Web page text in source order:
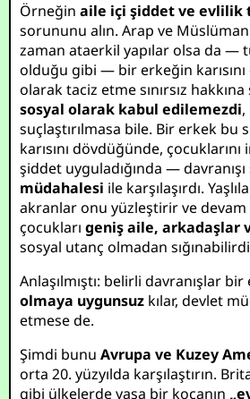
Örneğinaile içi şiddet ve evlilik
sorununu alın. Arap ve
zaman ataerkil yapılar olsa da —
olduğu gibi — bir erkeğin
olarak taciz etme sınırsız
sosyal olarak kabul edilemezdi
suçlaştırılmasa bile. Bir erkek bu
karısını dövdüğünde,
şiddet uyguladığında — davranışı
müdahalesi ile karşılaşırdı.
akranlar onu yüzleştirir ve devam
çocuklarıgeniş aile, arkadaşlar
sosyal utanç olmadan
Anlaşılmıştı: belirli davranışlar
olmaya uygunsuz kılar, devlet
etmese de.
Şimdi bunuAvrupa ve Kuzey
orta 20. yüzyılda karşılaştırın.
gibi ülkelerde yasa bir kocanın